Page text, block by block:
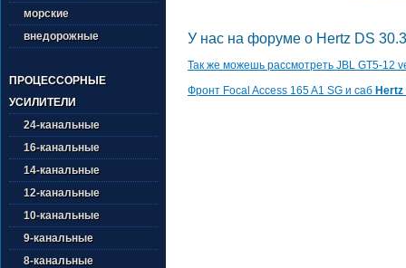
морские
внедорожные
ПРОЦЕССОРНЫЕ
УСИЛИТЕЛИ
24-канальные
16-канальные
14-канальные
12-канальные
10-канальные
9-канальные
8-канальные
У нас на форуме о Hertz DS
Так же можешь рассмотреть JBL GT5-12
Фронт Focal Access 165 A1 SG и саб